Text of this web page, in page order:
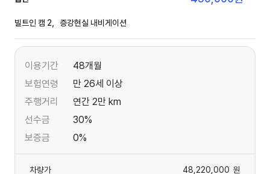
빌트인 캠 2，증강현실 내비게이션
이용기간
48개월
보험연령
만 26세 이상
주행거리
연간 2만 km
선수금
30%
보증금
0%
차량가 48,220,000 원